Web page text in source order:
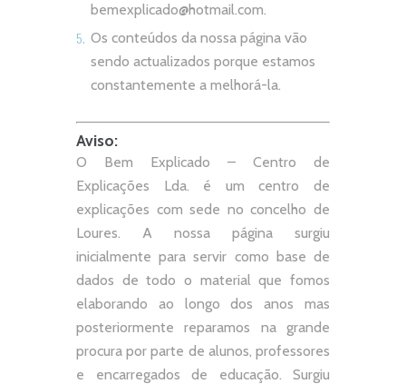
bemexplicado@hotmail.com.
Os conteúdos da nossa página vão
sendo actualizados porque estamos
constantemente a melhorá-la.
Aviso:
O Bem Explicado – Centro de
Explicações Lda. é um centro de
explicações com sede no concelho de
Loures. A nossa página surgiu
inicialmente para servir como base de
dados de todo o material que fomos
elaborando ao longo dos anos mas
posteriormente reparamos na grande
procura por parte de alunos, professores
e encarregados de educação. Surgiu